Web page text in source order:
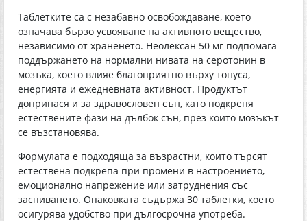
Таблетките са с незабавно освобождаване, което
означава бързо усвояване на активното вещество,
независимо от храненето. Неолексан 50 мг подпомага
поддържането на нормални нивата на серотонин в
мозъка, което влияе благоприятно върху тонуса,
енергията и ежедневната активност. Продуктът
допринася и за здравословен сън, като подкрепя
естествените фази на дълбок сън, през които мозъкът
се възстановява.
Формулата е подходяща за възрастни, които търсят
естествена подкрепа при промени в настроението,
емоционално напрежение или затруднения със
заспиването. Опаковката съдържа 30 таблетки, което
осигурява удобство при дългосрочна употреба.